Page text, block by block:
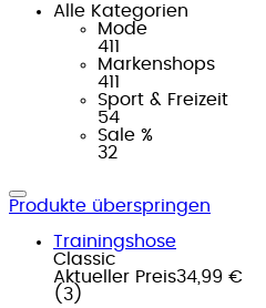
Alle Kategorien
Mode
411
Markenshops
411
Sport & Freizeit
54
Sale %
32
Produkte überspringen
Trainingshose
Classic
Aktueller Preis34,99 €
( 3 )